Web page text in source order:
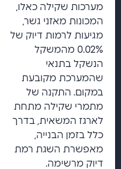
מערכות שקילה כאלו,
המכונות מאזני גשר,
מגיעות לרמות דיוק של
0.02% מהמשקל
הנשקל בתנאי
שהמערכת מקובעת
במקום. התקנה של
מתמרי שקילה מתחת
לארגז המשאית, בדרך
כלל בזמן הבנייה,
מאפשרת השגת רמת
דיוק מרשימה.